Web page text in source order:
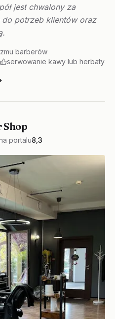
jest chwalony za
potrzeb klientów oraz
barberów
serwowanie kawy lub herbaty
Shop
portalu8,3